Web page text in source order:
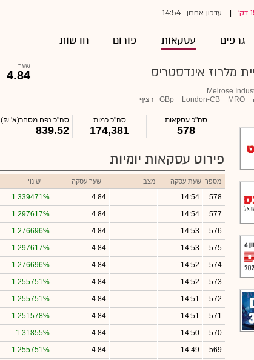
עדכון אחרון 14:54
גרפים עסקאות פורום חדשות
מלרוז אינדסטריס
Melrose
MRO
London-CB
GBp רציף
שער
4.84
סה"כ עסקאות
578
סה"כ כמות
174,381
סה"כ נפח מסחר(א' ₪)
839.52
פירוט עסקאות יומיות
מספר שעת עסקה מצב שער עסקה שינוי
578
14:54
4.84
1.339471%
577
14:54
4.84
1.297617%
576
14:53
4.84
1.276696%
575
14:53
4.84
1.297617%
574
14:52
4.84
1.276696%
573
14:52
4.84
1.255751%
572
14:51
4.84
1.255751%
571
14:51
4.84
1.251578%
570
14:50
4.84
1.31855%
569
14:49
4.84
1.255751%